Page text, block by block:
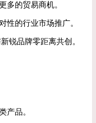
多的贸易商机。
性的行业市场推广。
锐品牌零距离共创。
产品。